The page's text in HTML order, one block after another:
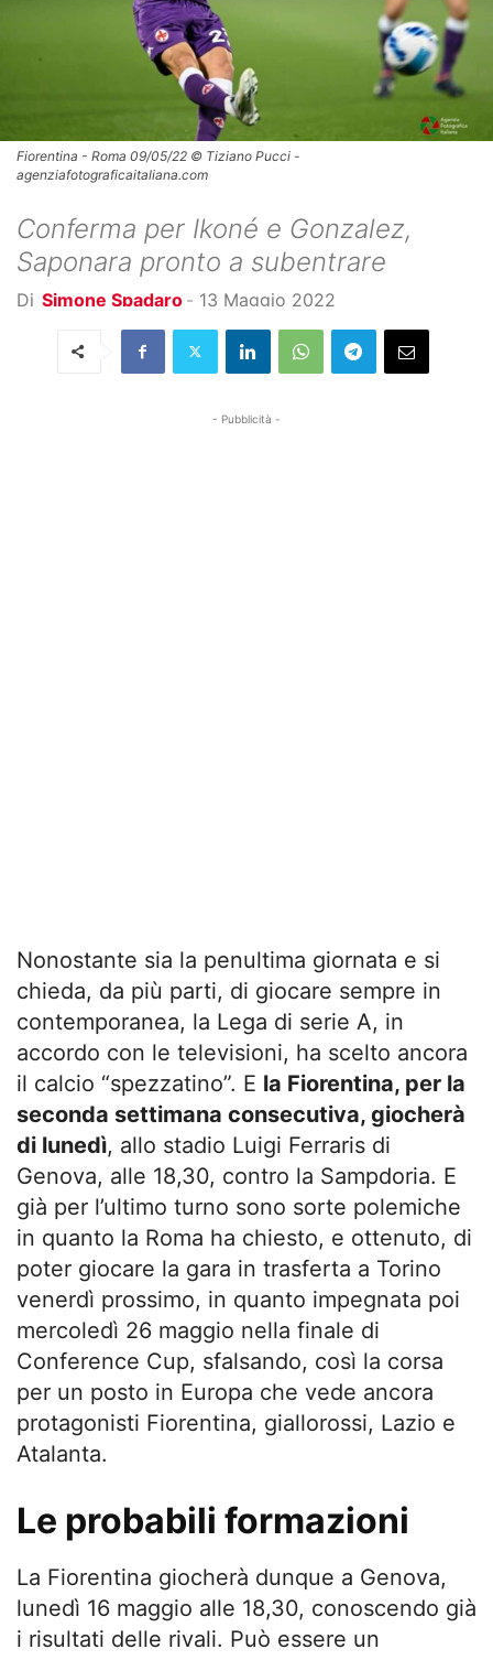
Fiorentina - Roma 09/05/22 © Tiziano Pucci -
agenziafotograficaitaliana.com
Conferma per Ikoné e Gonzalez,
Saponara pronto a subentrare
Di Simone Spadaro - 13 Maggio 2022
- Pubblicità -
Nonostante sia la penultima giornata e si
chieda, da più parti, di giocare sempre in
contemporanea, la Lega di serie A, in
accordo con le televisioni, ha scelto ancora
il calcio “spezzatino”. E la Fiorentina, per la
seconda settimana consecutiva, giocherà
di lunedì, allo stadio Luigi Ferraris di
Genova, alle 18,30, contro la Sampdoria. E
già per l’ultimo turno sono sorte polemiche
in quanto la Roma ha chiesto, e ottenuto, di
poter giocare la gara in trasferta a Torino
venerdì prossimo, in quanto impegnata poi
mercoledì 26 maggio nella finale di
Conference Cup, sfalsando, così la corsa
per un posto in Europa che vede ancora
protagonisti Fiorentina, giallorossi, Lazio e
Atalanta.
Le probabili formazioni
La Fiorentina giocherà dunque a Genova,
lunedì 16 maggio alle 18,30, conoscendo già
i risultati delle rivali. Può essere un